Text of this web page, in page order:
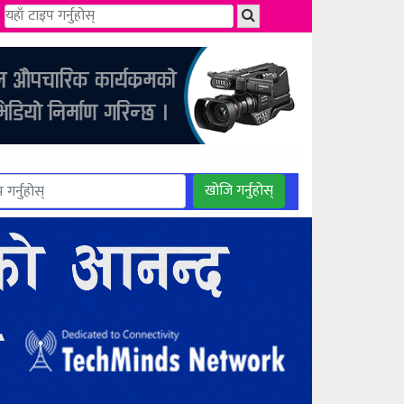
खोजि गर्नुहोस्